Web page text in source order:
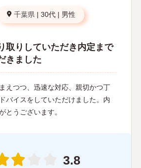
千葉県 | 30代 | 男性
取りしていただき内定まで
きました
えつつ、迅速な対応、親切かつ丁
バイスをしていただけました。内
とうございます。
3.8